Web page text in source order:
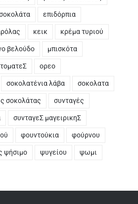
επιδόρπια
κεικ κρέμα τυριού
βελούδο μπισκότα
ορεο
σοκολατένια λάβα σοκολατα
σοκολάτας συνταγές
συνταγεΣ μαγειρικηΣ
φουντούκια φούρνου
ψήσιμο ψυγείου ψωμι